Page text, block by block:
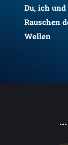
Du, ich und
Rauschen
Wellen